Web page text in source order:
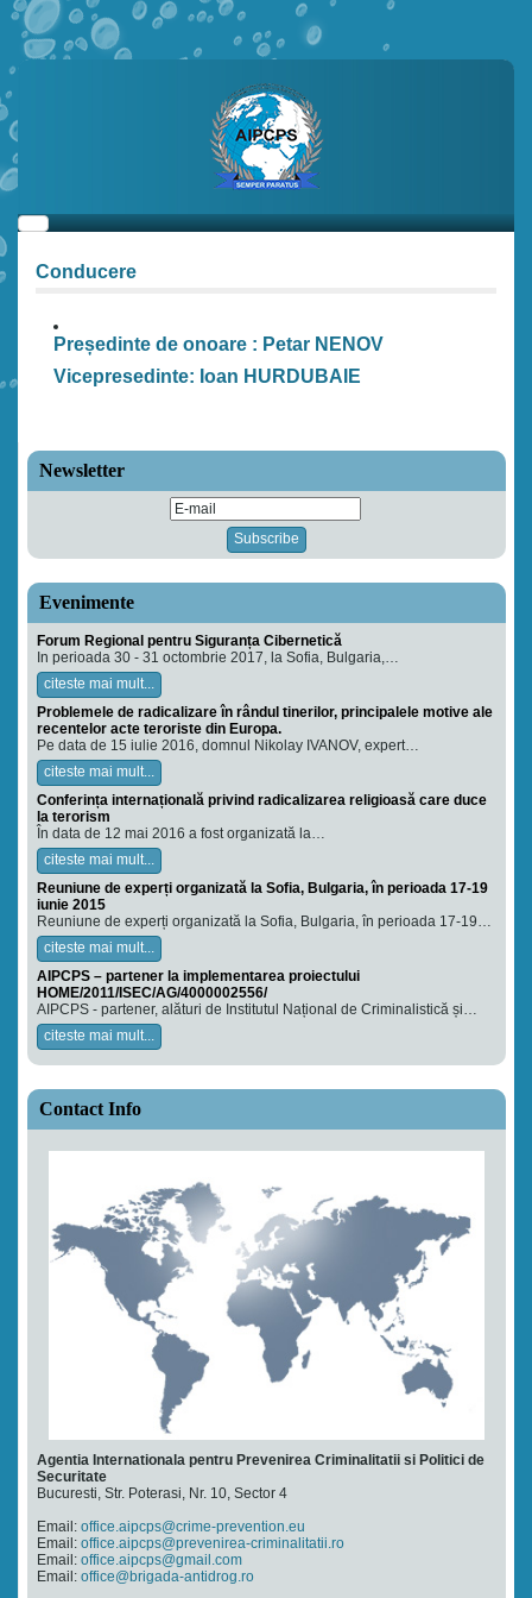
Conducere
Președinte de onoare : Petar NENOV
Vicepresedinte: Ioan HURDUBAIE
Newsletter
Evenimente
Forum Regional pentru Siguranța Cibernetică
In perioada 30 - 31 octombrie 2017, la Sofia, Bulgaria,…
citeste mai mult...
Problemele de radicalizare în rândul tinerilor, principalele motive ale
recentelor acte teroriste din Europa.
Pe data de 15 iulie 2016, domnul Nikolay IVANOV, expert…
citeste mai mult...
Conferința internațională privind radicalizarea religioasă care duce
la terorism
În data de 12 mai 2016 a fost organizată la…
citeste mai mult...
Reuniune de experți organizată la Sofia, Bulgaria, în perioada 17-19
iunie 2015
Reuniune de experți organizată la Sofia, Bulgaria, în perioada 17-19…
citeste mai mult...
AIPCPS – partener la implementarea proiectului
HOME/2011/ISEC/AG/4000002556/
AIPCPS - partener, alături de Institutul Național de Criminalistică și…
citeste mai mult...
Contact Info
Agentia Internationala pentru Prevenirea Criminalitatii si Politici de
Securitate
Bucuresti, Str. Poterasi, Nr. 10, Sector 4
Email: office.aipcps@crime-prevention.eu
Email: office.aipcps@prevenirea-criminalitatii.ro
Email: office.aipcps@gmail.com
Email: office@brigada-antidrog.ro